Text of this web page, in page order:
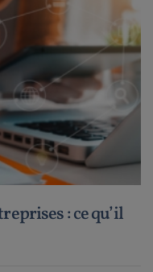
: ce qu’il